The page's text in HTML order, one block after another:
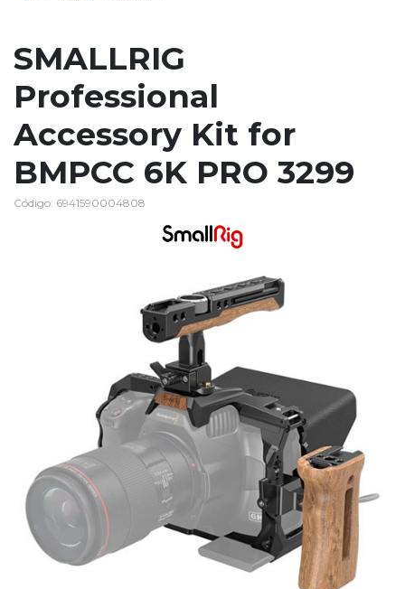
SMALLRIG
Professional
Accessory Kit for
BMPCC 6K PRO 3299
Código: 6941590004808